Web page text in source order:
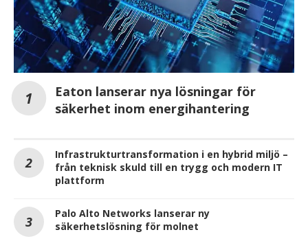
Eaton lanserar nya lösningar för
säkerhet inom energihantering
Infrastrukturtransformation i en hybrid miljö –
från teknisk skuld till en trygg och modern IT
plattform
Palo Alto Networks lanserar ny
säkerhetslösning för molnet